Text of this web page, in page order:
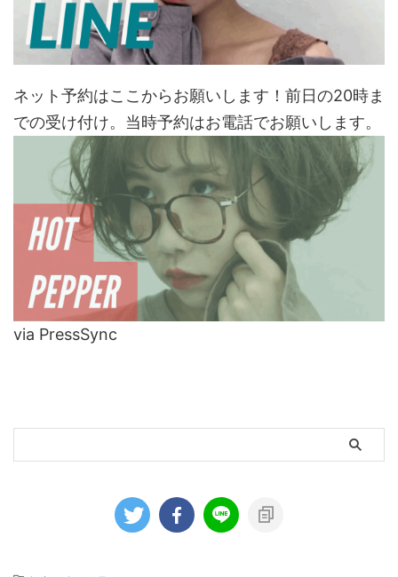
ネット予約はここからお願いします！前日の20時ま
での受け付け。当時予約はお電話でお願いします。
via PressSync